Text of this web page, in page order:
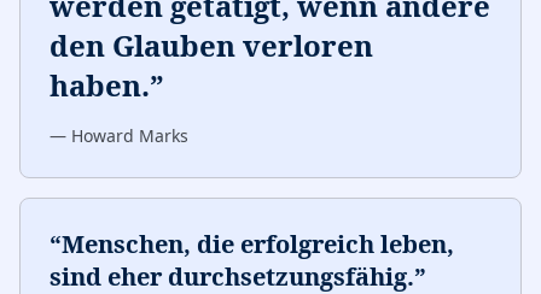
den Glauben verloren
haben.”
— Howard Marks
“Menschen, die erfolgreich leben,
sind eher durchsetzungsfähig.”